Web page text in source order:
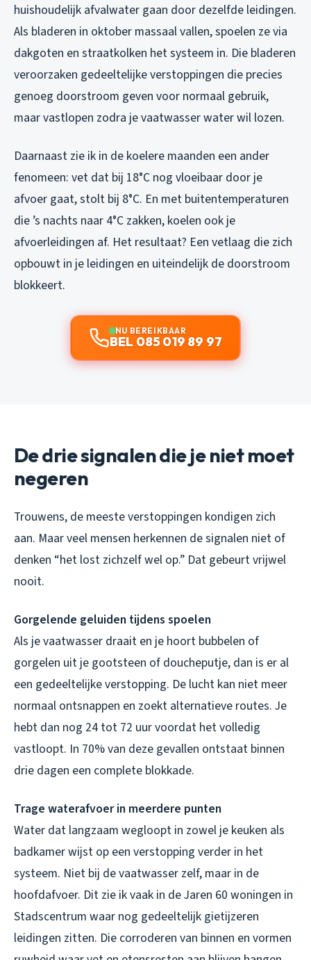
huishoudelijk afvalwater gaan door dezelfde leidingen.
Als bladeren in oktober massaal vallen, spoelen ze via
dakgoten en straatkolken het systeem in. Die bladeren
veroorzaken gedeeltelijke verstoppingen die precies
genoeg doorstroom geven voor normaal gebruik,
maar vastlopen zodra je vaatwasser water wil lozen.
Daarnaast zie ik in de koelere maanden een ander
fenomeen: vet dat bij 18°C nog vloeibaar door je
afvoer gaat, stolt bij 8°C. En met buitentemperaturen
die ’s nachts naar 4°C zakken, koelen ook je
afvoerleidingen af. Het resultaat? Een vetlaag die zich
opbouwt in je leidingen en uiteindelijk de doorstroom
blokkeert.
NU BEREIKBAAR
BEL 085 019 89 97
De drie signalen die je niet moet
negeren
Trouwens, de meeste verstoppingen kondigen zich
aan. Maar veel mensen herkennen de signalen niet of
denken “het lost zichzelf wel op.” Dat gebeurt vrijwel
nooit.
Gorgelende geluiden tijdens spoelen
Als je vaatwasser draait en je hoort bubbelen of
gorgelen uit je gootsteen of doucheputje, dan is er al
een gedeeltelijke verstopping. De lucht kan niet meer
normaal ontsnappen en zoekt alternatieve routes. Je
hebt dan nog 24 tot 72 uur voordat het volledig
vastloopt. In 70% van deze gevallen ontstaat binnen
drie dagen een complete blokkade.
Trage waterafvoer in meerdere punten
Water dat langzaam wegloopt in zowel je keuken als
badkamer wijst op een verstopping verder in het
systeem. Niet bij de vaatwasser zelf, maar in de
hoofdafvoer. Dit zie ik vaak in de Jaren 60 woningen in
Stadscentrum waar nog gedeeltelijk gietijzeren
leidingen zitten. Die corroderen van binnen en vormen